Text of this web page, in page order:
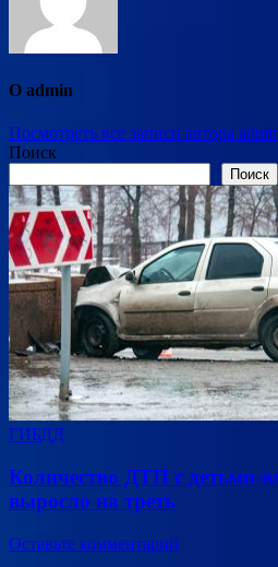
О admin
Посмотреть все записи автора
Поиск
Поиск
ГИБДД
Количество ДТП с детьми-
выросло на треть
Оставьте комментарий